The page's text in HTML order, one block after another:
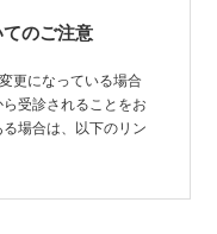
のご注意
更になっている場合
受診されることをお
場合は、以下のリン